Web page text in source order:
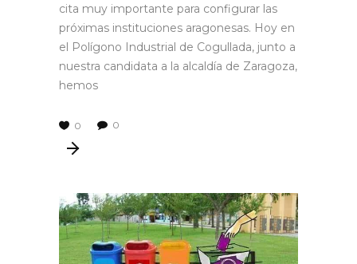
cita muy importante para configurar las
próximas instituciones aragonesas. Hoy en
el Polígono Industrial de Cogullada, junto a
nuestra candidata a la alcaldía de Zaragoza,
hemos
0 0